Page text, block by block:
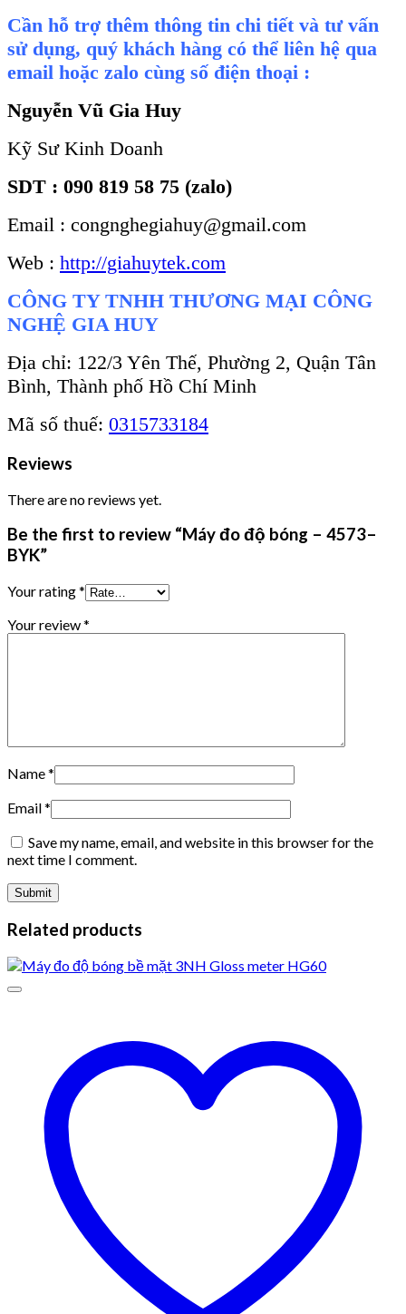
Cần hỗ trợ thêm thông tin chi tiết và tư vấn
sử dụng, quý khách hàng có thể liên hệ qua
email hoặc zalo cùng số điện thoại :
Nguyễn Vũ Gia Huy
Kỹ Sư Kinh Doanh
SDT : 090 819 58 75 (zalo)
Email : congnghegiahuy@gmail.com
Web : http://giahuytek.com
CÔNG TY TNHH THƯƠNG MẠI CÔNG
NGHỆ GIA HUY
Địa chỉ: 122/3 Yên Thế, Phường 2, Quận Tân
Bình, Thành phố Hồ Chí Minh
Mã số thuế: 0315733184
Reviews
There are no reviews yet.
Be the first to review “Máy đo độ bóng – 4573–
BYK”
Your rating*
Your review*
Name*
Email*
Save my name, email, and website in this browser for the
next time I comment.
Related products